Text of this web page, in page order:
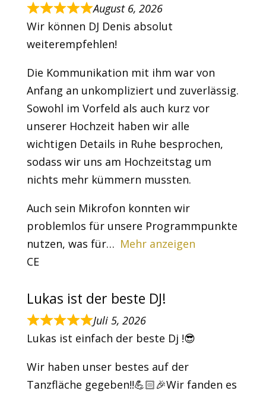
August 6, 2026
Wir können DJ Denis absolut
weiterempfehlen!
Die Kommunikation mit ihm war von
Anfang an unkompliziert und zuverlässig.
Sowohl im Vorfeld als auch kurz vor
unserer Hochzeit haben wir alle
wichtigen Details in Ruhe besprochen,
sodass wir uns am Hochzeitstag um
nichts mehr kümmern mussten.
Auch sein Mikrofon konnten wir
problemlos für unsere Programmpunkte
nutzen, was für
Mehr anzeigen
CE
Lukas ist der beste DJ!
Juli 5, 2026
Lukas ist einfach der beste Dj !😎
Wir haben unser bestes auf der
Tanzfläche gegeben!!💪🏻🎉Wir fanden es